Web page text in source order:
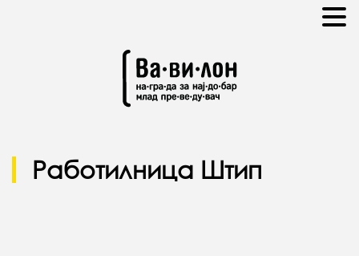
Работилница Штип